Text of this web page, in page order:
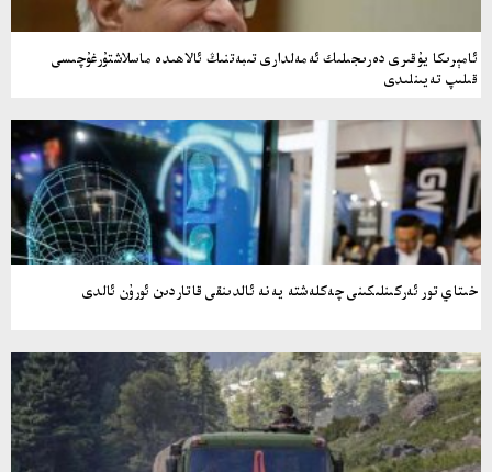
ئامېرىكا يۇقىرى دەرىجىلىك ئەمەلدارى تىبەتنىڭ ئالاھىدە ماسلاشتۇرغۇچىسى
قىلىپ تەيىنلىدى
خىتاي تور ئەركىنلىكىنى چەكلەشتە يەنە ئالدىنقى قاتاردىن ئورۇن ئالدى